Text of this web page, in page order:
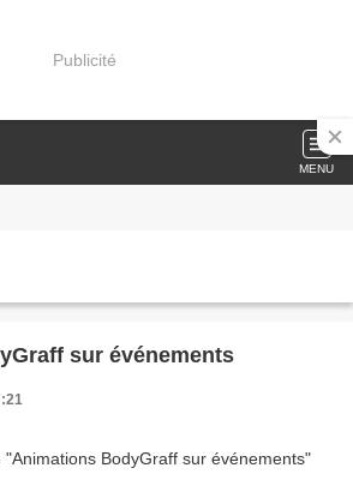
Publicité
MENU
sur événements